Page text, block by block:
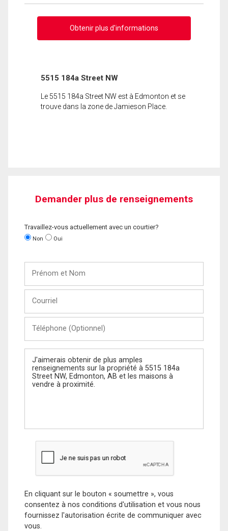
Obtenir plus d'informations
5515 184a Street NW
Le 5515 184a Street NW est à Edmonton et se
trouve dans la zone de Jamieson Place.
Demander plus de renseignements
Travaillez-vous actuellement avec un courtier?
Non Oui
Nom
(Optionnel)
Message
En cliquant sur le bouton « soumettre », vous
consentez à nos conditions d'utilisation et vous nous
fournissez l'autorisation écrite de communiquer avec
vous.